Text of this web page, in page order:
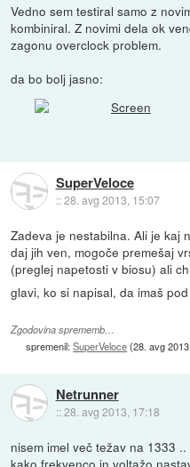
Vedno sem testiral samo z
kombiniral. Z novimi dela ok
zagonu overclock problem.
da bo bolj jasno:
SuperVeloce
::28. avg 2013, 15:07
Zadeva je nestabilna. Ali je kaj
daj jih ven, mogoče premešaj
(preglej napetosti v biosu) ali
glavi, ko si napisal, da imaš
Zgodovina sprememb…
spremenil:SuperVeloce(28. avg
Netrunner
::28. avg 2013, 17:18
nisem imel več težav na 1333